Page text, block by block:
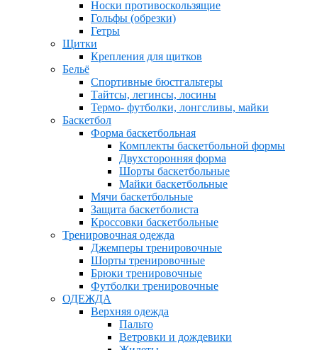
Носки противоскользящие
Гольфы (обрезки)
Гетры
Щитки
Крепления для щитков
Бельё
Спортивные бюстгальтеры
Тайтсы, легинсы, лосины
Термо- футболки, лонгсливы, майки
Баскетбол
Форма баскетбольная
Комплекты баскетбольной формы
Двухсторонняя форма
Шорты баскетбольные
Майки баскетбольные
Мячи баскетбольные
Защита баскетболиста
Кроссовки баскетбольные
Тренировочная одежда
Джемперы тренировочные
Шорты тренировочные
Брюки тренировочные
Футболки тренировочные
ОДЕЖДА
Верхняя одежда
Пальто
Ветровки и дождевики